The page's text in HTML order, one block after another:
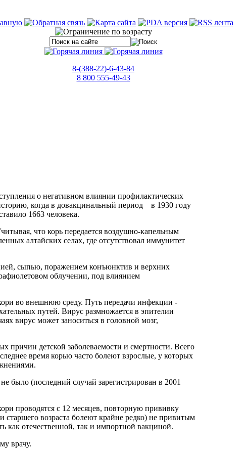
8-(388-22)-6-43-84
8 800 555-49-43
о негативном влиянии профилактических
когда в довакцинальный период в 1930 году
1663 человека.
что корь передается воздушно-капельным
алтайских селах, где отсутствовал иммунитет
сыпью, поражением конъюнктив и верхних
облучении, под влиянием
во внешнюю среду. Путь передачи инфекции -
путей. Вирус размножается в эпителии
вирус может заноситься в головной мозг,
причин детской заболеваемости и смертности. Всего
время корью часто болеют взрослые, у которых
было (последний случай зарегистрирован в 2001
проводятся с 12 месяцев, повторную прививку
возраста болеют крайне редко) не привитым
отечественной, так и импортной вакциной.
врачу.